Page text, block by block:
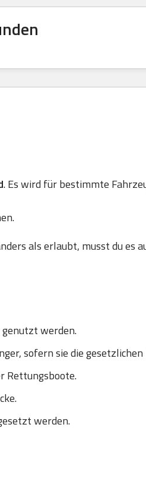
. Es wird für bestimmte
als erlaubt, musst du es
werden.
sofern sie die
Rettungsboote.
werden.